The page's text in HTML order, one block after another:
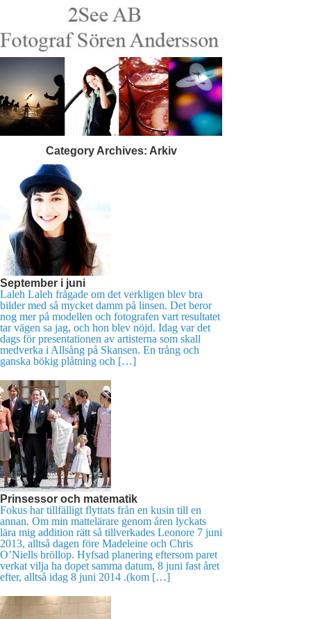
Category Archives: Arkiv
September i juni
Laleh Laleh frågade om det verkligen blev bra
bilder med så mycket damm på linsen. Det beror
nog mer på modellen och fotografen vart resultatet
tar vägen sa jag, och hon blev nöjd. Idag var det
dags för presentationen av artisterna som skall
medverka i Allsång på Skansen. En trång och
ganska bökig plåtning och […]
Prinsessor och matematik
Fokus har tillfälligt flyttats från en kusin till en
annan. Om min mattelärare genom åren lyckats
lära mig addition rätt så tillverkades Leonore 7 juni
2013, alltså dagen före Madeleine och Chris
O’Niells bröllop. Hyfsad planering eftersom paret
verkat vilja ha dopet samma datum, 8 juni fast året
efter, alltså idag 8 juni 2014 .(kom […]